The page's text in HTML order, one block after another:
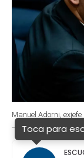
Manuel Adorni,
Toca para